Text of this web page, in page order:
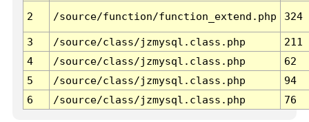
2 /source/function/function_extend.php 324
3 /source/class/jzmysql.class.php
211
4
/source/class/jzmysql.class.php
62
5
/source/class/jzmysql.class.php
94
6
/source/class/jzmysql.class.php 76